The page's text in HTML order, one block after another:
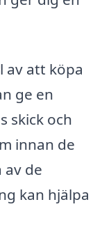
av att köpa
ge en
skick och
innan de
av de
kan hjälpa